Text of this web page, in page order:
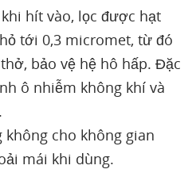
hít vào, lọc được hạt
tới 0,3 micromet, từ đó
bảo vệ hệ hô hấp. Đặc
ô nhiễm không khí và
không cho không gian
mái khi dùng.